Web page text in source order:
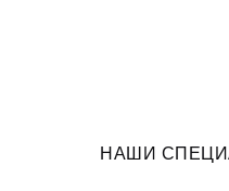
НАШИ